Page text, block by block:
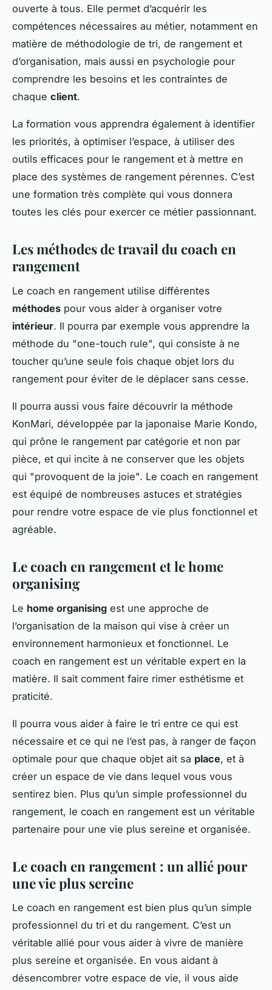
ouverte à tous. Elle permet d’acquérir les
compétences nécessaires au métier, notamment en
matière de méthodologie de tri, de rangement et
d’organisation, mais aussi en psychologie pour
comprendre les besoins et les contraintes de
chaque client.
La formation vous apprendra également à identifier
les priorités, à optimiser l’espace, à utiliser des
outils efficaces pour le rangement et à mettre en
place des systèmes de rangement pérennes. C’est
une formation très complète qui vous donnera
toutes les clés pour exercer ce métier passionnant.
Les méthodes de travail du coach en
rangement
Le coach en rangement utilise différentes
méthodes pour vous aider à organiser votre
intérieur. Il pourra par exemple vous apprendre la
méthode du "one-touch rule", qui consiste à ne
toucher qu’une seule fois chaque objet lors du
rangement pour éviter de le déplacer sans cesse.
Il pourra aussi vous faire découvrir la méthode
KonMari, développée par la japonaise Marie Kondo,
qui prône le rangement par catégorie et non par
pièce, et qui incite à ne conserver que les objets
qui "provoquent de la joie". Le coach en rangement
est équipé de nombreuses astuces et stratégies
pour rendre votre espace de vie plus fonctionnel et
agréable.
Le coach en rangement et le home
organising
Le home organising est une approche de
l’organisation de la maison qui vise à créer un
environnement harmonieux et fonctionnel. Le
coach en rangement est un véritable expert en la
matière. Il sait comment faire rimer esthétisme et
praticité.
Il pourra vous aider à faire le tri entre ce qui est
nécessaire et ce qui ne l’est pas, à ranger de façon
optimale pour que chaque objet ait sa place, et à
créer un espace de vie dans lequel vous vous
sentirez bien. Plus qu’un simple professionnel du
rangement, le coach en rangement est un véritable
partenaire pour une vie plus sereine et organisée.
Le coach en rangement : un allié pour
une vie plus sereine
Le coach en rangement est bien plus qu’un simple
professionnel du tri et du rangement. C’est un
véritable allié pour vous aider à vivre de manière
plus sereine et organisée. En vous aidant à
désencombrer votre espace de vie, il vous aide